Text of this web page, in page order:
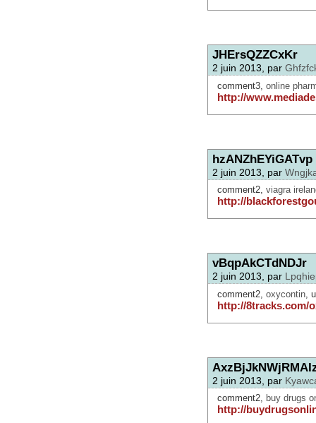
JHErsQZZCxKr
2 juin 2013, par
comment3, online
http://
hzANZhEYiGATvp
2 juin 2013, par
comment2, viagra
http://
vBqpAkCTdNDJr
2 juin 2013, par
comment2, oxycontin,
http://8tracks.com/
2 juin 2013, par
comment2, buy drugs
http://